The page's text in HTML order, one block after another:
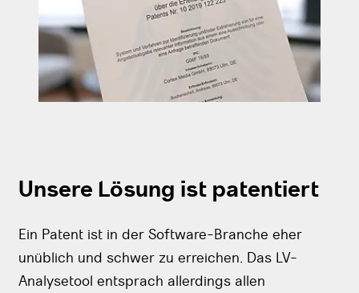
Unsere Lösung ist patentiert
Ein Patent ist in der Software-Branche eher
unüblich und schwer zu erreichen. Das LV-
Analysetool entsprach allerdings allen